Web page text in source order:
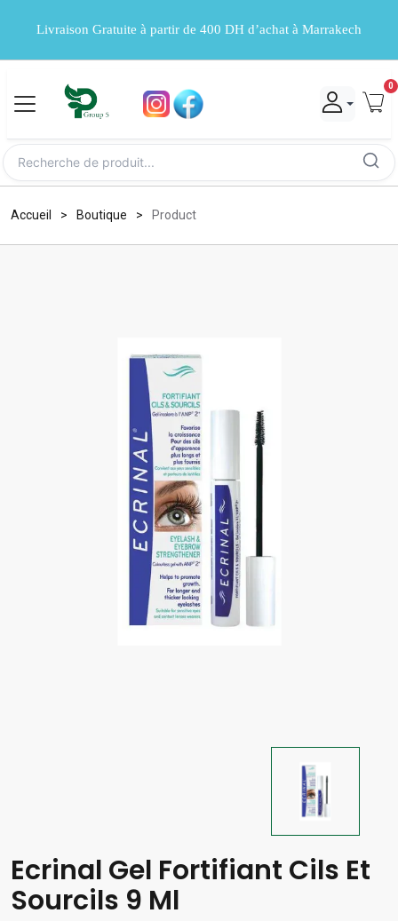
Livraison Gratuite à partir de 400 DH d’achat à Marrakech
0
Accueil Boutique Product
Ecrinal Gel Fortifiant Cils Et
Sourcils 9 Ml